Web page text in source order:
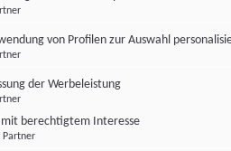
von Profilen zur Auswahl
der Werbeleistung
berechtigtem Interesse
Partner